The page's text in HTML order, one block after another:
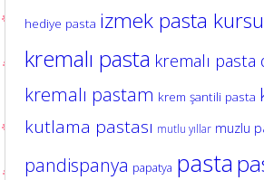
hediye pasta izmek pasta kursu
kremalı pasta kremalı
kremalı pastam krem şantili pasta
kutlama pastası mutlu yıllar muzlu
pandispanya papatya pasta